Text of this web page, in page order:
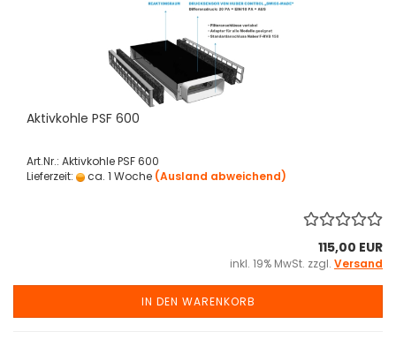
Aktivkohle PSF 600
Art.Nr.: Aktivkohle PSF 600
Lieferzeit:
ca. 1 Woche (Ausland abweichend)
115,00 EUR
inkl. 19% MwSt. zzgl. Versand
IN DEN WARENKORB